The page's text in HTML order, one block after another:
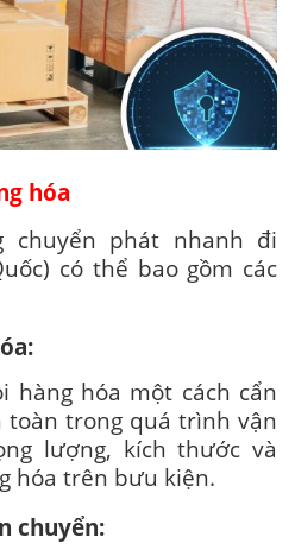
chuyển phát nhanh đi
có thể bao gồm các
hàng hóa một cách cẩn
trong quá trình vận
lượng, kích thước và
hóa trên bưu kiện.
chuyển: